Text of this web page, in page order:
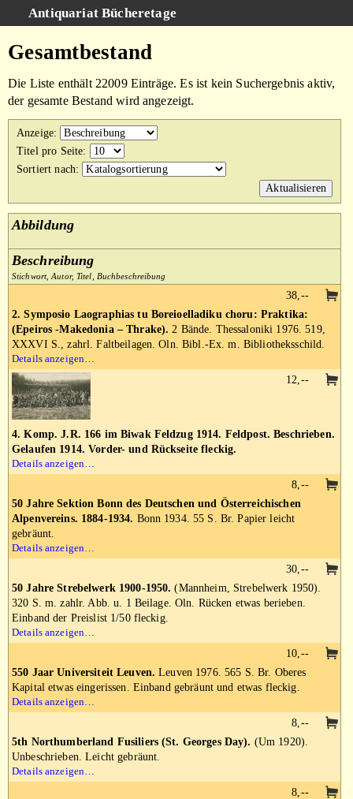
Antiquariat Bücheretage
Gesamtbestand
Warenkorb
AGB
Gesamtbestand
Die Liste enthält 22009 Einträge. Es ist kein Suchergebnis aktiv,
der gesamte Bestand wird angezeigt.
Anzeige:
Titel pro Seite:
Sortiert nach:
Abbildung
Beschreibung
Stichwort, Autor, Titel, Buchbeschreibung
2. Symposio Laographias tu Boreioelladiku choru: Praktika:
(Epeiros -Makedonia – Thrake). 2 Bände. Thessaloniki 1976. 519,
XXXVI S., zahrl. Faltbeilagen. Oln. Bibl.-Ex. m. Bibliotheksschild.
Details anzeigen…
38,--
4. Komp. J.R. 166 im Biwak Feldzug 1914. Feldpost. Beschrieben.
Gelaufen 1914. Vorder- und Rückseite fleckig.
Details anzeigen…
12,--
50 Jahre Sektion Bonn des Deutschen und Österreichischen
Alpenvereins. 1884-1934. Bonn 1934. 55 S. Br. Papier leicht
gebräunt.
Details anzeigen…
8,--
50 Jahre Strebelwerk 1900-1950. (Mannheim, Strebelwerk 1950).
320 S. m. zahlr. Abb. u. 1 Beilage. Oln. Rücken etwas berieben.
Einband der Preislist 1/50 fleckig.
Details anzeigen…
30,--
550 Jaar Universiteit Leuven. Leuven 1976. 565 S. Br. Oberes
Kapital etwas eingerissen. Einband gebräunt und etwas fleckig.
Details anzeigen…
10,--
5th Northumberland Fusiliers (St. Georges Day). (Um 1920).
Unbeschrieben. Leicht gebräunt.
Details anzeigen…
8,--
8,--